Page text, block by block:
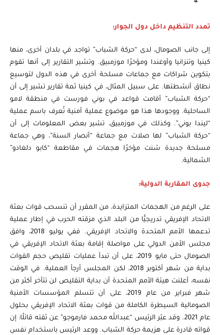
تمدد التنظيم داخل دول الجوار:
إلى جانب الصومال، لدى “حركة الشباب” تواجد في بلدان أخرى، منها
كينيا وتنزانيا وأوغندا ومؤخرًا موزمبيق. وتشير التقارير إلى أنها تقوم
بتكوين شراكات مع جماعات مسلحة أخرى في هذه الدول لتوسيع
نطاق أنشطتها. على سبيل المثال، في كينيا ثمة تقارير تشير إلى أن
“حركة الشباب” أقامت قواعد في بوني فورست في منطقة لامو
الساحلية. ووجودها هذا هو موضوع عملية أمنية تُعرف باسم عملية
“ليندا بوني”. وكذلك في موزمبيق، تشير بعض المعلومات إلى أن
“حركة الشباب” لها صلات مع جماعة “أنصار السنة”، وهي جماعة
مسلحة جديدة شنت مؤخرًا هجمات في مقاطعة “كابو دلغادو”
الشمالية.
جدوى المقاربة الدولية:
على الرغم من الهجمات المتزايدة، من المقرر أن تنسحب قوات بعثة
الاتحاد الإفريقي تدريجيًّا من البلد الذي مزقته الحرب في إطار عملية
تدعمها الأمم المتحدة والاتحاد الإفريقي. ففي يوليو 2018، وافق
مجلس الأمن الدولي على مواصلة إقامة بعثة الاتحاد الإفريقي في
الصومال حتى مايو 2019، على أن تبدأ عمليات تقليص حجم القوات
بداية من شهر أكتوبر 2018، لكن المجلس أرجأ العملية. في الوقت
نفسه، أعلنت هيئة الأمم المتحدة أن بداية التقليص لن تتأخر أكثر من
شهر فبراير من عام 2019، على أن تتسلم المؤسسات الأمنية
الصومالية السيطرة الكاملة من قوات بعثة الاتحاد الإفريقي بحلول
عام 2021. وقد عبّر الرئيس “عبدالله محمد فارموجو” عن ثقته قائلًا: إن
قواته قادرة على هزيمة حركة الشباب. ووعد الرئيس باستخدام نفس